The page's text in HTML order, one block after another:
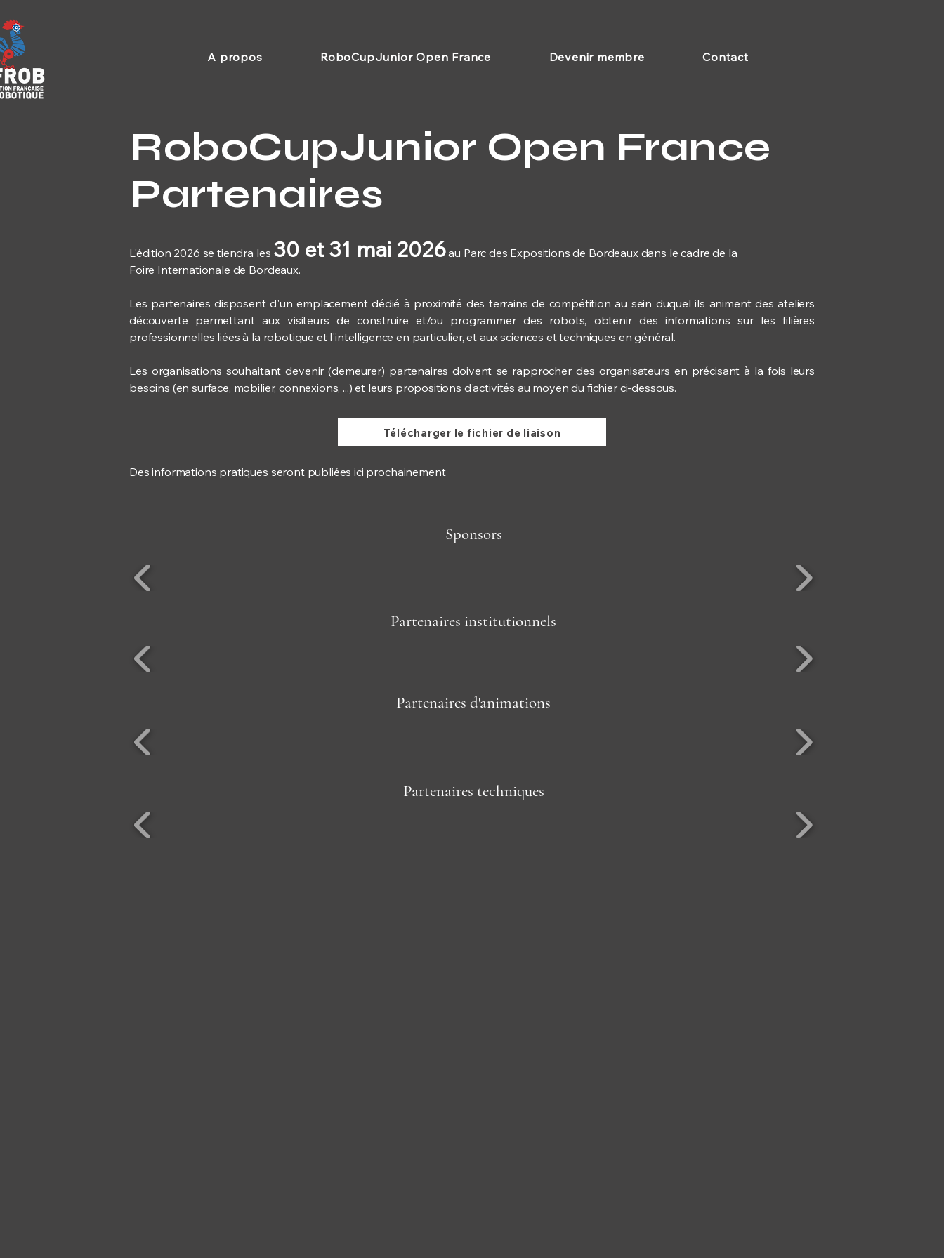
A propos RoboCupJunior Open France Devenir membre Contact
RoboCupJunior Open France
Partenaires
L'édition 2026 se tiendra les 30 et 31 mai 2026au Parc des Expositions de Bordeaux dans le cadre de la
Foire Internationale de Bordeaux.
Les partenaires disposent d'un emplacement dédié à proximité des terrains de compétition au sein duquel ils animent des ateliers
découverte permettant aux visiteurs de construire et/ou programmer des robots, obtenir des informations sur les filières
professionnelles liées à la robotique et l'intelligence en particulier, et aux sciences et techniques en général.
Les organisations souhaitant devenir (demeurer) partenaires doivent se rapprocher des organisateurs en précisant à la fois leurs
besoins (en surface, mobilier, connexions, ...) et leurs propositions d'activités au moyen du fichier ci-dessous.
Des informations pratiques seront publiées ici prochainement
Télécharger le fichier de liaison
Sponsors
Partenaires institutionnels​
Partenaires d'animations
Partenaires techniques